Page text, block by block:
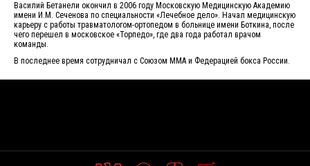
Василий Бетанели окончил в 2006 году Московскую Медицинскую Академию
имени И.М. Сеченова по специальности «Лечебное дело». Начал медицинскую
карьеру с работы травматологом-ортопедом в больнице имени Боткина, после
чего перешел в московское «Торпедо», где два года работал врачом
команды.
В последнее время сотрудничал с Союзом ММА и Федерацией бокса России.